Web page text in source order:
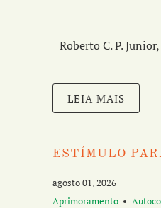
Roberto C. P.
LEIA MAIS
ESTÍMULO
agosto 01, 2026
Aprimoramento